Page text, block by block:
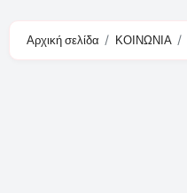
Αρχική σελίδα ΚΟΙΝΩΝΙΑ